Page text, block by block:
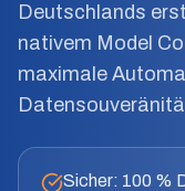
Deutschlands
nativem Model
maximale
Sicher: 100 %